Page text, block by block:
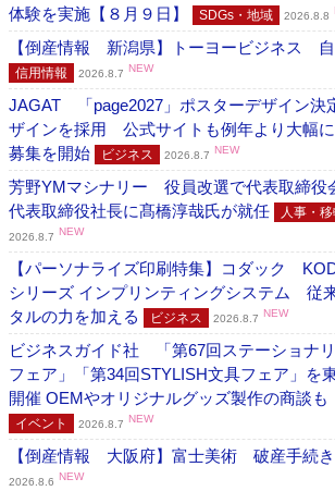
体験を実施【８月９日】
SDGs・地域 2026.8.8
【倒産情報 新潟県】トーヨービジネス
信用情報 2026.8.7 NEW
JAGAT 「page2027」ポスターデザイン決
ザインを採用 公式サイトも例年より大幅
募集を開始
ビジネス 2026.8.7 NEW
芳野YMマシナリー 役員改選で代表取締役
代表取締役社長に髙橋淳哉氏が就任
人事・
2026.8.7 NEW
【パーソナライズ印刷特集】コダック
シリーズ インプリンティングシステム 従
タルの力を加える
ビジネス 2026.8.7 NEW
ビジネスガイド社 「第67回ステーショナ
フェア」「第34回STYLISH文具フェア」を
開催 OEMやオリジナルグッズ製作の商談も
イベント 2026.8.7 NEW
【倒産情報 大阪府】富士美術 破産手続
2026.8.6 NEW